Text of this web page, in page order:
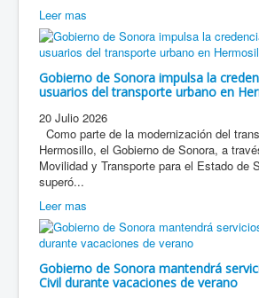
Leer mas
Gobierno de Sonora impulsa la
usuarios del transporte urbano en
20 Julio 2026
Como parte de la modernización del
Hermosillo, el Gobierno de Sonora, a
Movilidad y Transporte para el Estado de
superó...
Leer mas
Gobierno de Sonora mantendrá
Civil durante vacaciones de verano